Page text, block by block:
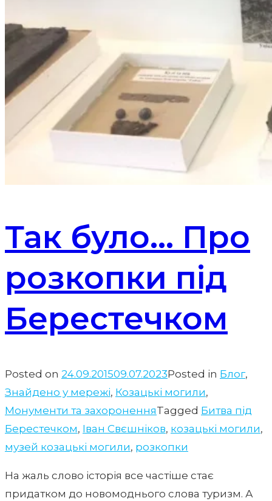
Так було… Про
розкопки під
Берестечком
Posted on 24.09.201509.07.2023Posted in Блог,
Знайдено у мережі, Козацькі могили,
Монументи та захороненняTagged Битва під
Берестечком, Іван Свєшніков, козацькі могили,
музей козацькі могили, розкопки
На жаль слово історія все частіше стає
придатком до новомоднього слова туризм. А